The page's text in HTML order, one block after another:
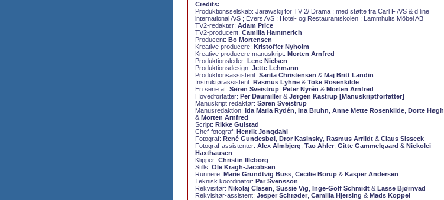
Credits:
Produktionsselskab: Jarawskij for TV 2/ Drama ; med støtte fra Carl F A/S & d line
international A/S ; Evers A/S ; Hotel- og Restaurantskolen ; Lammhults Möbel AB
TV2-redaktør: Adam Price
TV2-producent: Camilla Hammerich
Producent: Bo Mortensen
Kreative producere: Kristoffer Nyholm
Kreative producere manuskript: Morten Arnfred
Produktionsleder: Lene Nielsen
Produktionsdesign: Jette Lehmann
Produktionsassistent: Sarita Christensen & Maj Britt Landin
Instruktørassistent: Rasmus Lyhne & Toke Rosenkilde
En serie af: Søren Sveistrup Peter Nyrén & Morten Arnfred
Hovedforfatter: Per Daumiller & Jørgen Kastrup [Manuskriptforfatter]
Manuskript redaktør: Søren Sveistrup
Manusredaktion: Ida Maria Rydén Ina Bruhn Anne Mette Rosenkilde Dorte Høgh
& Morten Arnfred
Script: Rikke Gulstad
Chef-fotograf: Henrik Jongdahl
Fotograf: René Gundesbøl Dror Kasinsky Rasmus Arrildt & Claus Sisseck
Fotograf-assistenter: Alex Almbjerg Tao Ahler Gitte Gammelgaard & Nickolei
Haxthausen
Klipper: Christin Illeborg
Stills: Ole Kragh-Jacobsen
Runnere: Marie Grundtvig Buss Cecilie Borup & Kasper Andersen
Teknisk koordinator: Pär Svensson
Rekvisitør: Nikolaj Clasen Sussie Vig Inge-Golf Schmidt & Lasse Bjørnvad
Rekvisitør-assistent: Jesper Schrøder Camilla Hjersing & Mads Koppel